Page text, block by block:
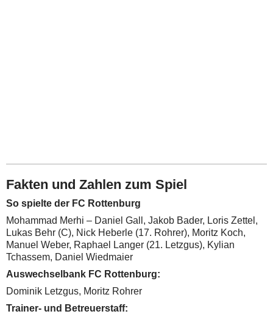
Fakten und Zahlen zum Spiel
So spielte der FC Rottenburg
Mohammad Merhi – Daniel Gall, Jakob Bader, Loris Zettel,
Lukas Behr (C), Nick Heberle (17. Rohrer), Moritz Koch,
Manuel Weber, Raphael Langer (21. Letzgus), Kylian
Tchassem, Daniel Wiedmaier
Auswechselbank FC Rottenburg:
Dominik Letzgus, Moritz Rohrer
Trainer- und Betreuerstaff: